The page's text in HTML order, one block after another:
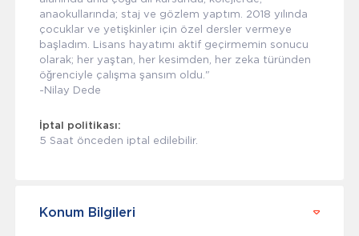
anaokullarında; staj ve gözlem yaptım. 2018 yılında
çocuklar ve yetişkinler için özel dersler vermeye
başladım. Lisans hayatımı aktif geçirmemin sonucu
olarak; her yaştan, her kesimden, her zeka türünden
öğrenciyle çalışma şansım oldu."
-Nilay Dede
İptal politikası:
5 Saat önceden iptal edilebilir.
Konum Bilgileri